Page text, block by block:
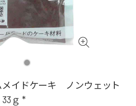
イドケーキ ノンウェット
ｇ *